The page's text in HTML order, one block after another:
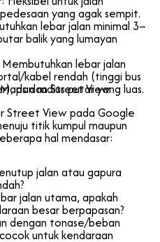
yang agak sempit.
lebar jalan minimal 3–
balik yang lumayan
lebar jalan
kabel rendah (tinggi bus
dan radius putar yang luas.
dan Street View
Street View pada Google
titik kumpul maupun
hal mendasar:
jalan atau gapura
jalan utama, apakah
besar berpapasan?
dengan tonase/beban
untuk kendaraan